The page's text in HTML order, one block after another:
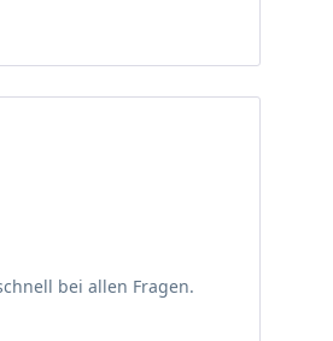
optisches
Untergrunds entlohnt
bereiten. Dies sollte bei
mit den nötigen
bei allen Fragen.